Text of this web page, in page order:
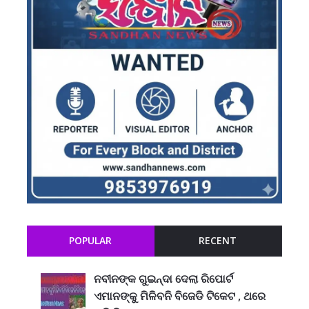
POPULAR RECENT
ନବୀନଙ୍କ ଗୁଇନ୍ଦା ଦେଲା ରିପୋର୍ଟ
ଏମାନଙ୍କୁ ମିଳିବନି ବିଜେଡି ଟିକେଟ , ଥରେ